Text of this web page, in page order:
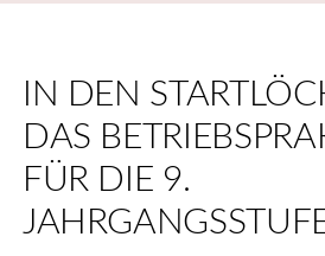
IN DEN
DAS
FÜR DIE 9.